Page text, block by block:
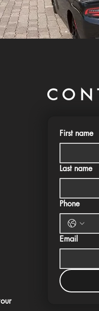
First name
Last name
Phone
Email